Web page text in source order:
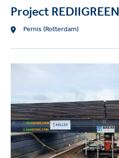
Project REDIIGREEN
Location
Pernis (Rotterdam)
Project